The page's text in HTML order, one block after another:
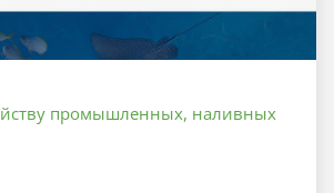
промышленных, наливных